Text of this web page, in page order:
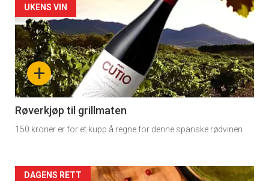
Artikler
detail
-
section
11
Dagens
rett
+
UKENS VIN
Røverkjøp til grillmaten
150 kroner er for et kupp å regne for denne spanske rødvinen.
DAGENS RETT